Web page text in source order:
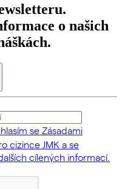
o našich
se Zásadami
cizince JMK a se
cílených informací.